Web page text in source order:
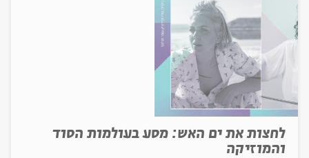
לחצות את ים האש: מסע בעולמות הסוד
והמוזיקה